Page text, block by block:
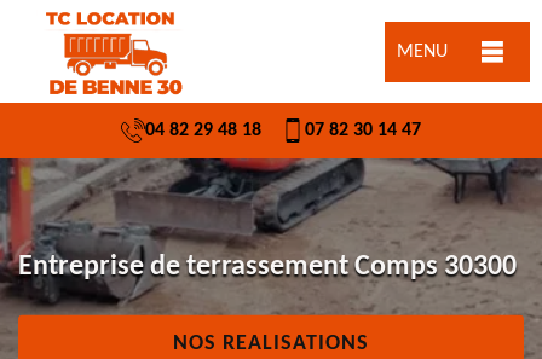
MENU
04 82 29 48 18 07 82 30 14 47
Entreprise de terrassement Comps 30300
NOS REALISATIONS